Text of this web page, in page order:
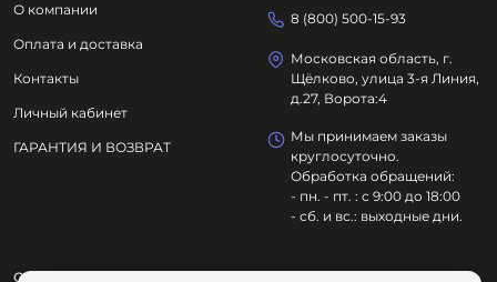
О компании
Оплата и доставка
Контакты
Личный кабинет
ГАРАНТИЯ И ВОЗВРАТ
8 (800) 500-15-93
Московская область, г.
Щёлково, улица 3-я Линия,
д.27, Ворота:4
Мы принимаем заказы
круглосуточно.
Обработка обращений:
- пн. - пт. : с 9:00 до 18:00
- сб. и вс.: выходные дни.
ООО "ОЗДОРОВИТЕЛЬНЫЕ ТЕХНОЛОГИИ"